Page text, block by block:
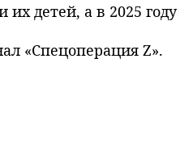
детей, а в 2025
«Спецоперация Z».